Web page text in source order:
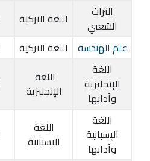
التراث
الشعبي
اللغة التركية
علم الهندسة اللغة التركية
اللغة
الإنجليزية
وآدابها
اللغة
الإنجليزية
اللغة
الإسبانية
وآدابها
اللغة
الاسبانية